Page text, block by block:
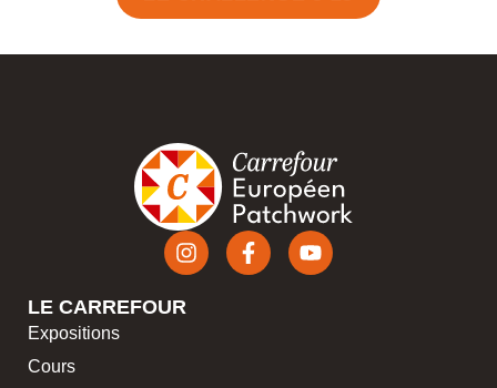
LE CARREFOUR
Expositions
Cours